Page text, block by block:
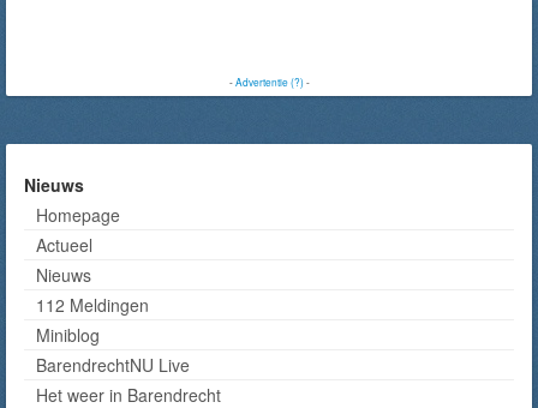
-Advertentie (?)-
Nieuws
Homepage
Actueel
Nieuws
112 Meldingen
Miniblog
BarendrechtNU Live
Het weer in Barendrecht